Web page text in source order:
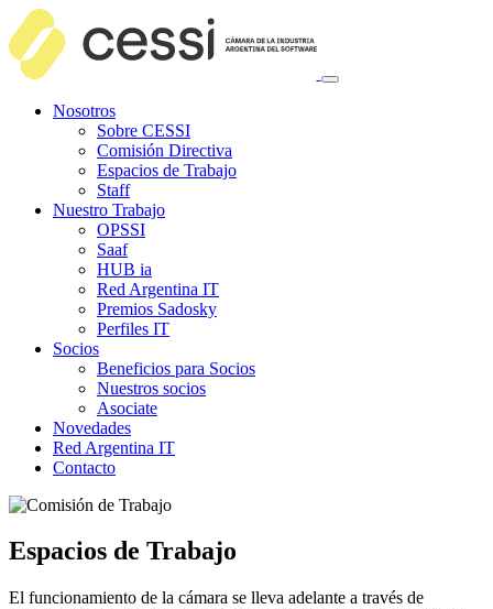
Nosotros
Sobre CESSI
Comisión Directiva
Espacios de Trabajo
Staff
Nuestro Trabajo
OPSSI
Saaf
HUB ia
Red Argentina IT
Premios Sadosky
Perfiles IT
Socios
Beneficios para Socios
Nuestros socios
Asociate
Novedades
Red Argentina IT
Contacto
Espacios de Trabajo
El funcionamiento de la cámara se lleva adelante a través de